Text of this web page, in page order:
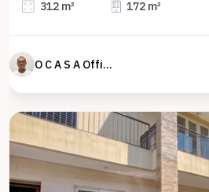
312 m² 172 m²
O C A S A Official property perfected